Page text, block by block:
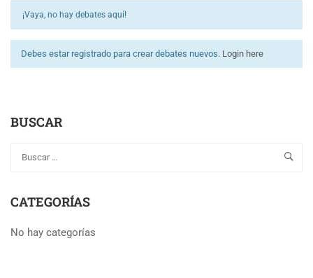
¡Vaya, no hay debates aquí!
Debes estar registrado para crear debates nuevos. Login here
BUSCAR
CATEGORÍAS
No hay categorías